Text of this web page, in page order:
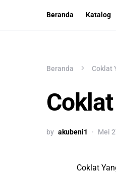
Beranda Katalog
Beranda Coklat
by akubeni1 Mei
Coklat